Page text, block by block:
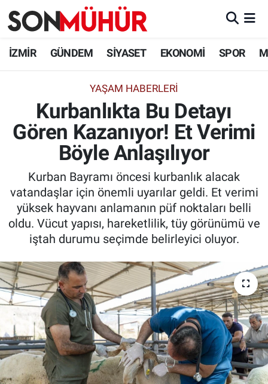
İZMİR GÜNDEM SİYASET EKONOMİ SPOR
YAŞAM HABERLERI
Kurbanlıkta Bu Detayı
Gören Kazanıyor! Et Verimi
Böyle Anlaşılıyor
Kurban Bayramı öncesi kurbanlık alacak
vatandaşlar için önemli uyarılar geldi. Et verimi
yüksek hayvanı anlamanın püf noktaları belli
oldu. Vücut yapısı, hareketlilik, tüy görünümü ve
iştah durumu seçimde belirleyici oluyor.
İzmir Nöbetçi Eczaneler
İzmir Namaz Vakitleri
İzmir Trafik Yoğunluk Haritası
Süper Lig Puan Durumu ve Fikstür
Tüm Manşetler
Son Dakika Haberleri
Haber Arşivi